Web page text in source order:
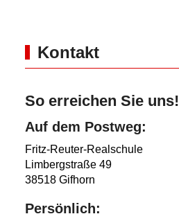
Kontakt
So erreichen Sie uns!
Auf dem Postweg:
Fritz-Reuter-Realschule
Limbergstraße 49
38518 Gifhorn
Persönlich: